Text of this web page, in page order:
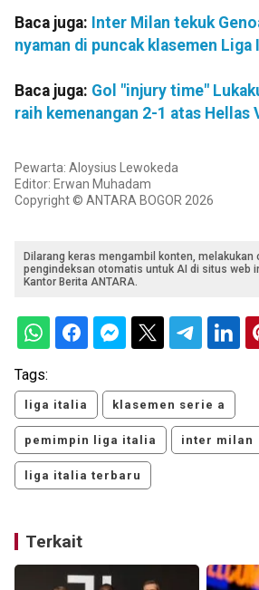
Baca juga: Inter Milan tekuk
nyaman di puncak klasemen Liga
Baca juga: Gol "injury time"
raih kemenangan 2-1 atas Hellas
Pewarta: Aloysius Lewokeda
Editor: Erwan Muhadam
Copyright © ANTARA BOGOR 2026
Dilarang keras mengambil konten, melakukan
pengindeksan otomatis untuk AI di situs web
Kantor Berita ANTARA.
Tags:
liga italia klasemen serie a
pemimpin liga italia inter milan
liga italia terbaru
Terkait